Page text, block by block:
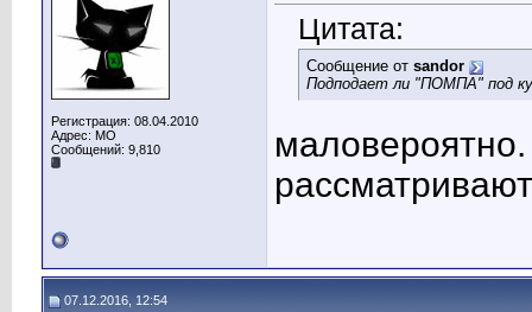
Регистрация: 08.04.2010
Адрес: МО
Сообщений: 9,810
Цитата:
Сообщение от sandor
Подподает ли "ПОМПА" под
07.12.2016, 12:54